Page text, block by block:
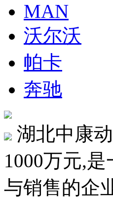
MAN
沃尔沃
帕卡
奔驰
湖北中康
1000万元,
与销售的企